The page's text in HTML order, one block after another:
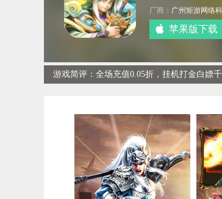
厂商： 广州矩游网络
苹果版下载
游戏简评：全场充值0.05折，挂机打金白嫖